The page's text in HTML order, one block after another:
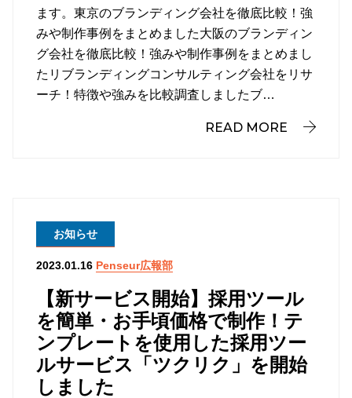
ます。東京のブランディング会社を徹底比較！強
みや制作事例をまとめました大阪のブランディン
グ会社を徹底比較！強みや制作事例をまとめまし
たリブランディングコンサルティング会社をリサ
ーチ！特徴や強みを比較調査しましたブ…
READ MORE
【新サービス開始】採用ツール
を簡単・お手頃価格で制作！テ
ンプレートを使用した採用ツー
ルサービス「ツクリク」を開始
しました
お知らせ
2023.01.16 Penseur広報部